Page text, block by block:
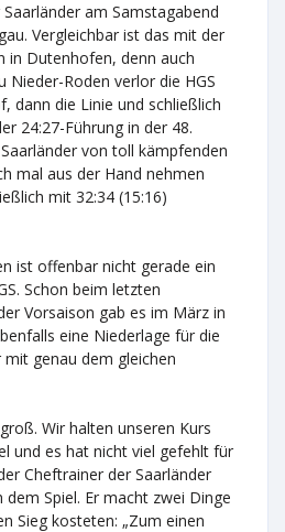
am Samstagabend
Vergleichbar ist das mit der
in Dutenhofen, denn auch
Nieder-Roden verlor die HGS
dann die Linie und schließlich
24:27-Führung in der 48.
von toll kämpfenden
mal aus der Hand nehmen
mit 32:34 (15:16)
ist offenbar nicht gerade ein
Schon beim letzten
Vorsaison gab es im März in
eine Niederlage für die
genau dem gleichen
Wir halten unseren Kurs
und es hat nicht viel gefehlt für
Cheftrainer der Saarländer
dem Spiel. Er macht zwei Dinge
Sieg kosteten: „Zum einen